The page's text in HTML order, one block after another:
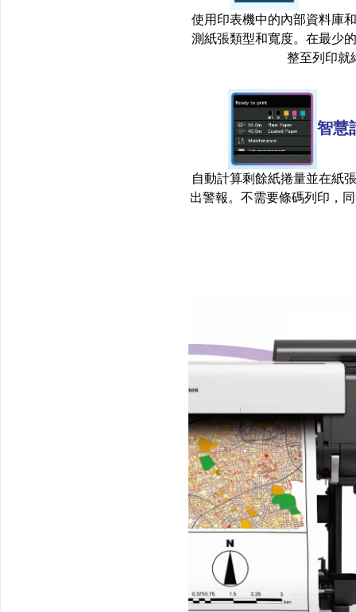
使用印表機中的內部資料庫
測紙張類型和寬度。在最少
整至列印就
智慧
自動計算剩餘紙捲量並在紙
出警報。不需要條碼列印，